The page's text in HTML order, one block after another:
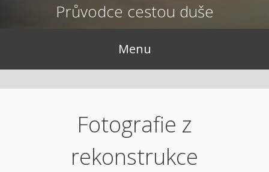
Průvodce cestou duše
Menu
Fotografie z
rekonstrukce